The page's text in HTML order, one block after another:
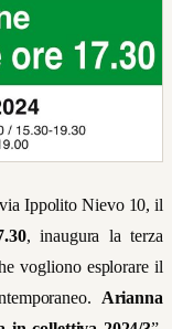
Ippolito Nievo 10, il
, inaugura la terza
vogliono esplorare il
Arianna